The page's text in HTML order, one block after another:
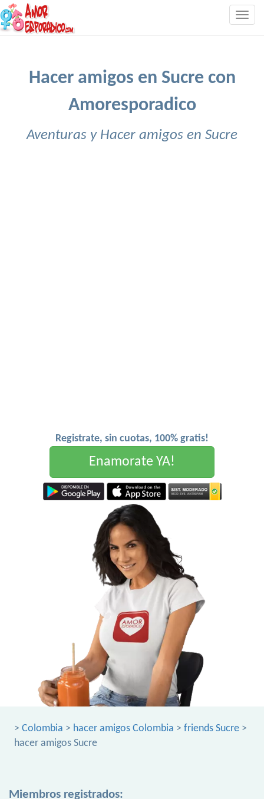
Hacer amigos en Sucre con
Amoresporadico
Aventuras y Hacer amigos en Sucre
Registrate, sin cuotas, 100% gratis!
Enamorate YA!
> Colombia > hacer amigos Colombia > friends Sucre >
hacer amigos Sucre
Miembros registrados: